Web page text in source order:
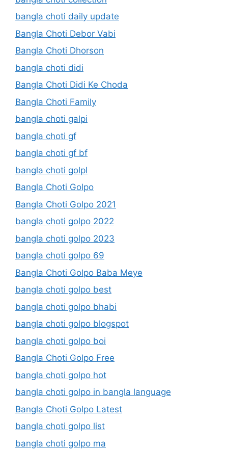
bangla choti daily update
Bangla Choti Debor Vabi
Bangla Choti Dhorson
bangla choti didi
Bangla Choti Didi Ke Choda
Bangla Choti Family
bangla choti galpi
bangla choti gf
bangla choti gf bf
bangla choti golpl
Bangla Choti Golpo
Bangla Choti Golpo 2021
bangla choti golpo 2022
bangla choti golpo 2023
bangla choti golpo 69
Bangla Choti Golpo Baba Meye
bangla choti golpo best
bangla choti golpo bhabi
bangla choti golpo blogspot
bangla choti golpo boi
Bangla Choti Golpo Free
bangla choti golpo hot
bangla choti golpo in bangla language
Bangla Choti Golpo Latest
bangla choti golpo list
bangla choti golpo ma